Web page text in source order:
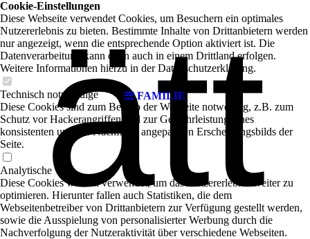
FAMILIE
ätt
Cookie-Einstellungen
Diese Webseite verwendet Cookies, um Besuchern ein optimales
Nutzererlebnis zu bieten. Bestimmte Inhalte von Drittanbietern werden
nur angezeigt, wenn die entsprechende Option aktiviert ist. Die
Datenverarbeitung kann dann auch in einem Drittland erfolgen.
Weitere Informationen hierzu in der Datenschutzerklärung.
Technisch notwendige
Diese Cookies sind zum Betrieb der Webseite notwendig, z.B. zum
Schutz vor Hackerangriffen und zur Gewährleistung eines
konsistenten und der Nachfrage angepassten Erscheinungsbilds der
Seite.
Analytische
Diese Cookies werden verwendet, um das Nutzererlebnis weiter zu
optimieren. Hierunter fallen auch Statistiken, die dem
Webseitenbetreiber von Drittanbietern zur Verfügung gestellt werden,
sowie die Ausspielung von personalisierter Werbung durch die
Nachverfolgung der Nutzeraktivität über verschiedene Webseiten.